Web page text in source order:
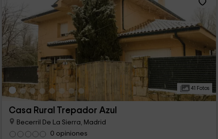
41 Fotos
Casa Rural Trepador Azul
Becerril De La Sierra, Madrid
0 opiniones